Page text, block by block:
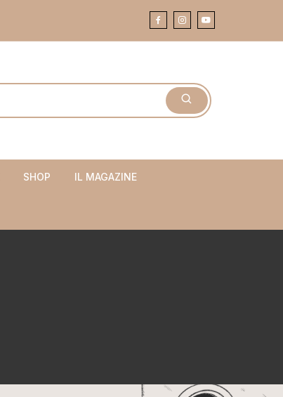
SHOP IL MAGAZINE